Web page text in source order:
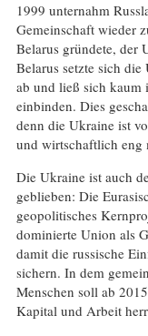
1999 unternahm
Gemeinschaft wieder
Belarus gründete, der
Belarus setzte sich
ab und ließ sich kaum
einbinden. Dies
denn die Ukraine ist
und wirtschaftlich eng
Die Ukraine ist auch
geblieben: Die
geopolitisches
dominierte Union als
damit die russische
sichern. In dem
Menschen soll ab
Kapital und Arbeit